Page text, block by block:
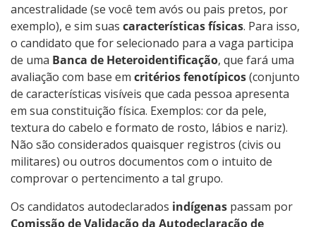
ancestralidade (se você tem avós ou pais pretos, por
exemplo), e sim suas características físicas. Para isso,
o candidato que for selecionado para a vaga participa
de uma Banca de Heteroidentificação, que fará uma
avaliação com base em critérios fenotípicos(conjunto
de características visíveis que cada pessoa apresenta
em sua constituição física. Exemplos: cor da pele,
textura do cabelo e formato de rosto, lábios e nariz).
Não são considerados quaisquer registros (civis ou
militares) ou outros documentos com o intuito de
comprovar o pertencimento a tal grupo.
Os candidatos autodeclarados indígenas passam por
Comissão de Validação da Autodeclaração de